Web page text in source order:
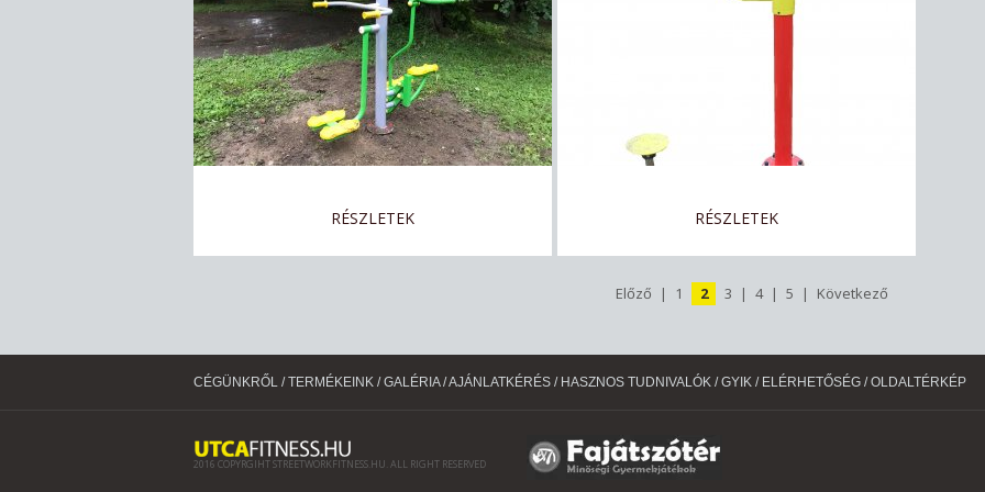
RÉSZLETEK RÉSZLETEK
Előző | 1 2 3 | 4 | 5 | Következő
CÉGÜNKRŐL /TERMÉKEINK /GALÉRIA/AJÁNLATKÉRÉS / HASZNOS TUDNIVALÓK /GYIK / ELÉRHETŐSÉG /OLDALTÉRKÉP
2016 COPYRGIHT STREETWORKFITNESS.HU. ALL RIGHT RESERVED